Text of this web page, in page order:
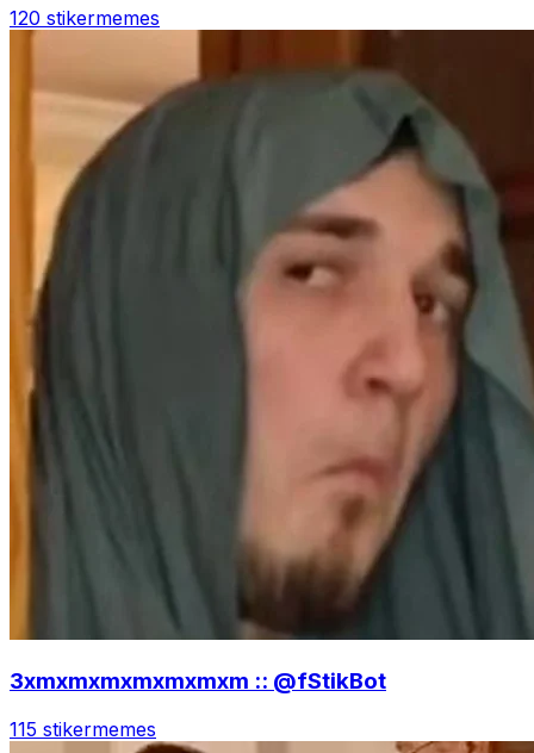
120 stikermemes
3xmxmxmxmxmxmxm :: @fStikBot
115 stikermemes